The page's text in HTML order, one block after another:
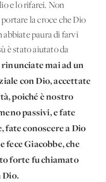
e lo rifarei. Non
la croce che Dio
abbiate paura di farvi
è stato aiutato da
mai ad un
con Dio, accettate
poiché è nostro
passivi, e fate
fate conoscere a Dio
fece Giacobbe, che
forte fu chiamato
Dio.